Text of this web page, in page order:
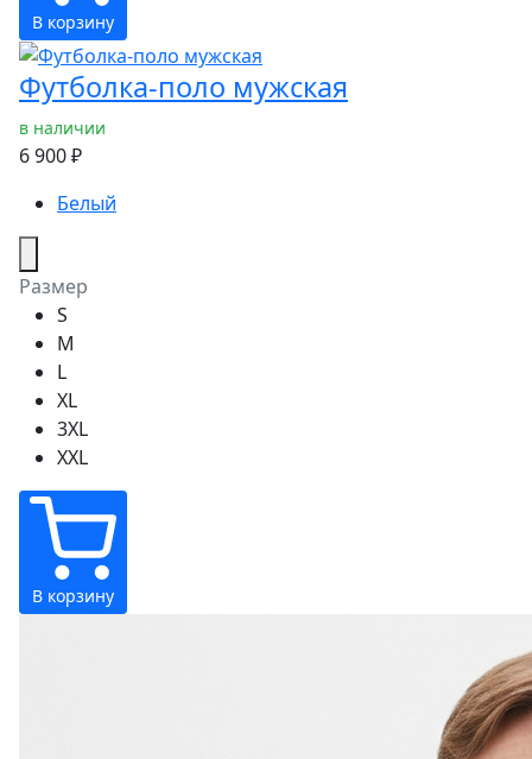
В корзину
Футболка-поло мужская
в наличии
6 900 ₽
Белый
Размер
S
M
L
XL
3XL
XXL
В корзину